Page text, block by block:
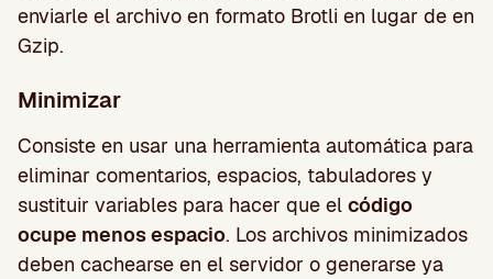
enviarle el archivo en formato Brotli en lugar de en
Gzip.
Minimizar
Consiste en usar una herramienta automática para
eliminar comentarios, espacios, tabuladores y
sustituir variables para hacer que el código
ocupe menos espacio. Los archivos minimizados
deben cachearse en el servidor o generarse ya